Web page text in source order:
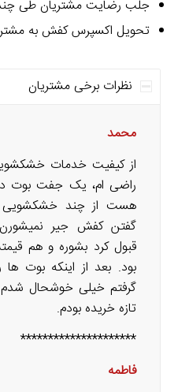
جلب رضایت مشتریان طی
تحویل اکسپرس کفش به
نظرات برخی مشتریان
محمد
از کیفیت خدمات
راضی ام، یک جفت بوت
هست از چند خشکشویی
گفتن کفش جیر
قبول کرد بشوره و هم
بود. بعد از اینکه بوت
گرفتم خیلی خوشحال شدم
تازه خریده بودم.
*********************
فاطمه